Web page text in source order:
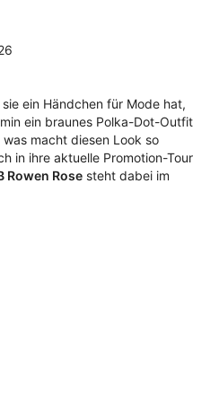
ein Händchen für Mode hat,
ein braunes Polka-Dot-Outfit
macht diesen Look so
in ihre aktuelle Promotion-Tour
Rowen Rose steht dabei im